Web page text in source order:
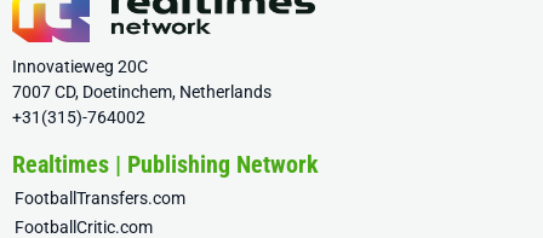
Innovatieweg 20C
7007 CD, Doetinchem, Netherlands
+31(315)-764002
Realtimes | Publishing Network
FootballTransfers.com
FootballCritic.com